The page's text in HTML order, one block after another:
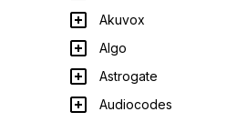
Akuvox
Algo
Astrogate
Audiocodes